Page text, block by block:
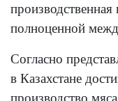
производственная
полноценной
Согласно
в Казахстане
производство